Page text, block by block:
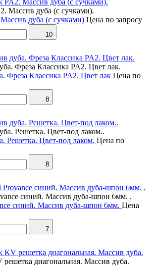
дуба (с сучками) Цена по запросу
10
Фреза Классика PA2. Цвет лак Цена по
8
Решетка. Цвет-под лаком. Цена по
8
синий. Массив дуба-шпон 6мм. Цена
7